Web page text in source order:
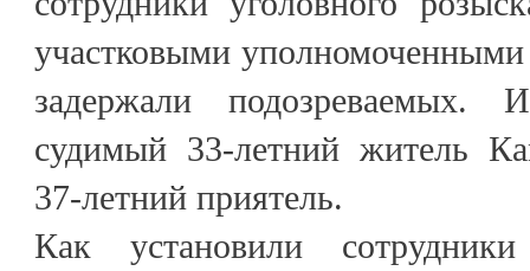
участковыми
задержали подозреваемых.
судимый 33-летний житель
37-летний приятель.
Как установили